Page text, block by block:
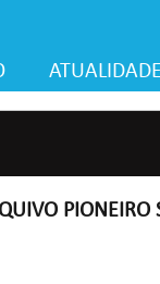
PIONEIRO